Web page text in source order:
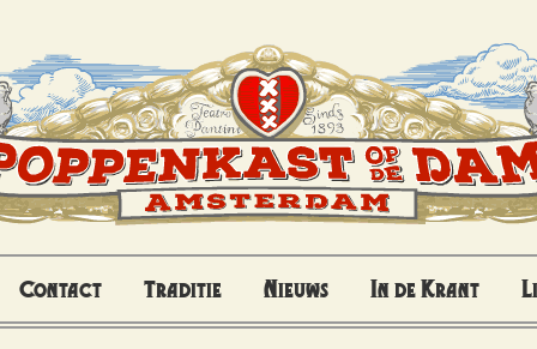
Contact Traditie Nieuws In de Krant